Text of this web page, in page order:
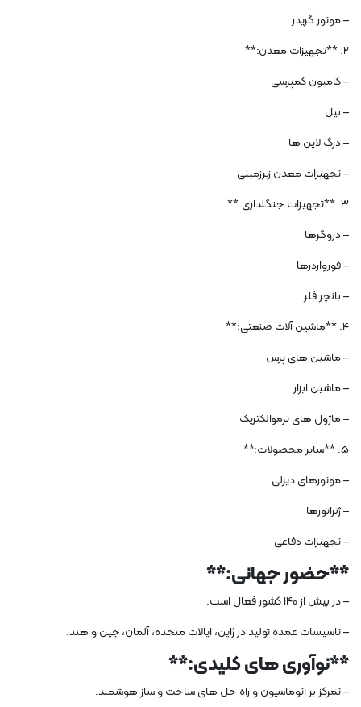
– موتور گریدر
2. **تجهیزات معدن:**
– کامیون کمپرسی
– بیل
– درگ لاین ها
– تجهیزات معدن زیرزمینی
3. **تجهیزات جنگلداری:**
– دروگرها
– فورواردرها
– بانچر فلر
4. **ماشین آلات صنعتی:**
– ماشین های پرس
– ماشین ابزار
– ماژول های ترموالکتریک
5. **سایر محصولات:**
– موتورهای دیزلی
– ژنراتورها
– تجهیزات دفاعی
**حضور جهانی:**
– در بیش از 140 کشور فعال است.
– تاسیسات عمده تولید در ژاپن، ایالات متحده، آلمان، چین و هند.
**نوآوری های کلیدی:**
– تمرکز بر اتوماسیون و راه حل های ساخت و ساز هوشمند.